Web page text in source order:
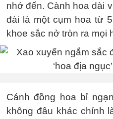
nhớ đến. Cành hoa dài
đài là một cụm hoa từ
khoe sắc nở tròn ra mọi
Cánh đồng hoa bỉ
không đâu khác chính